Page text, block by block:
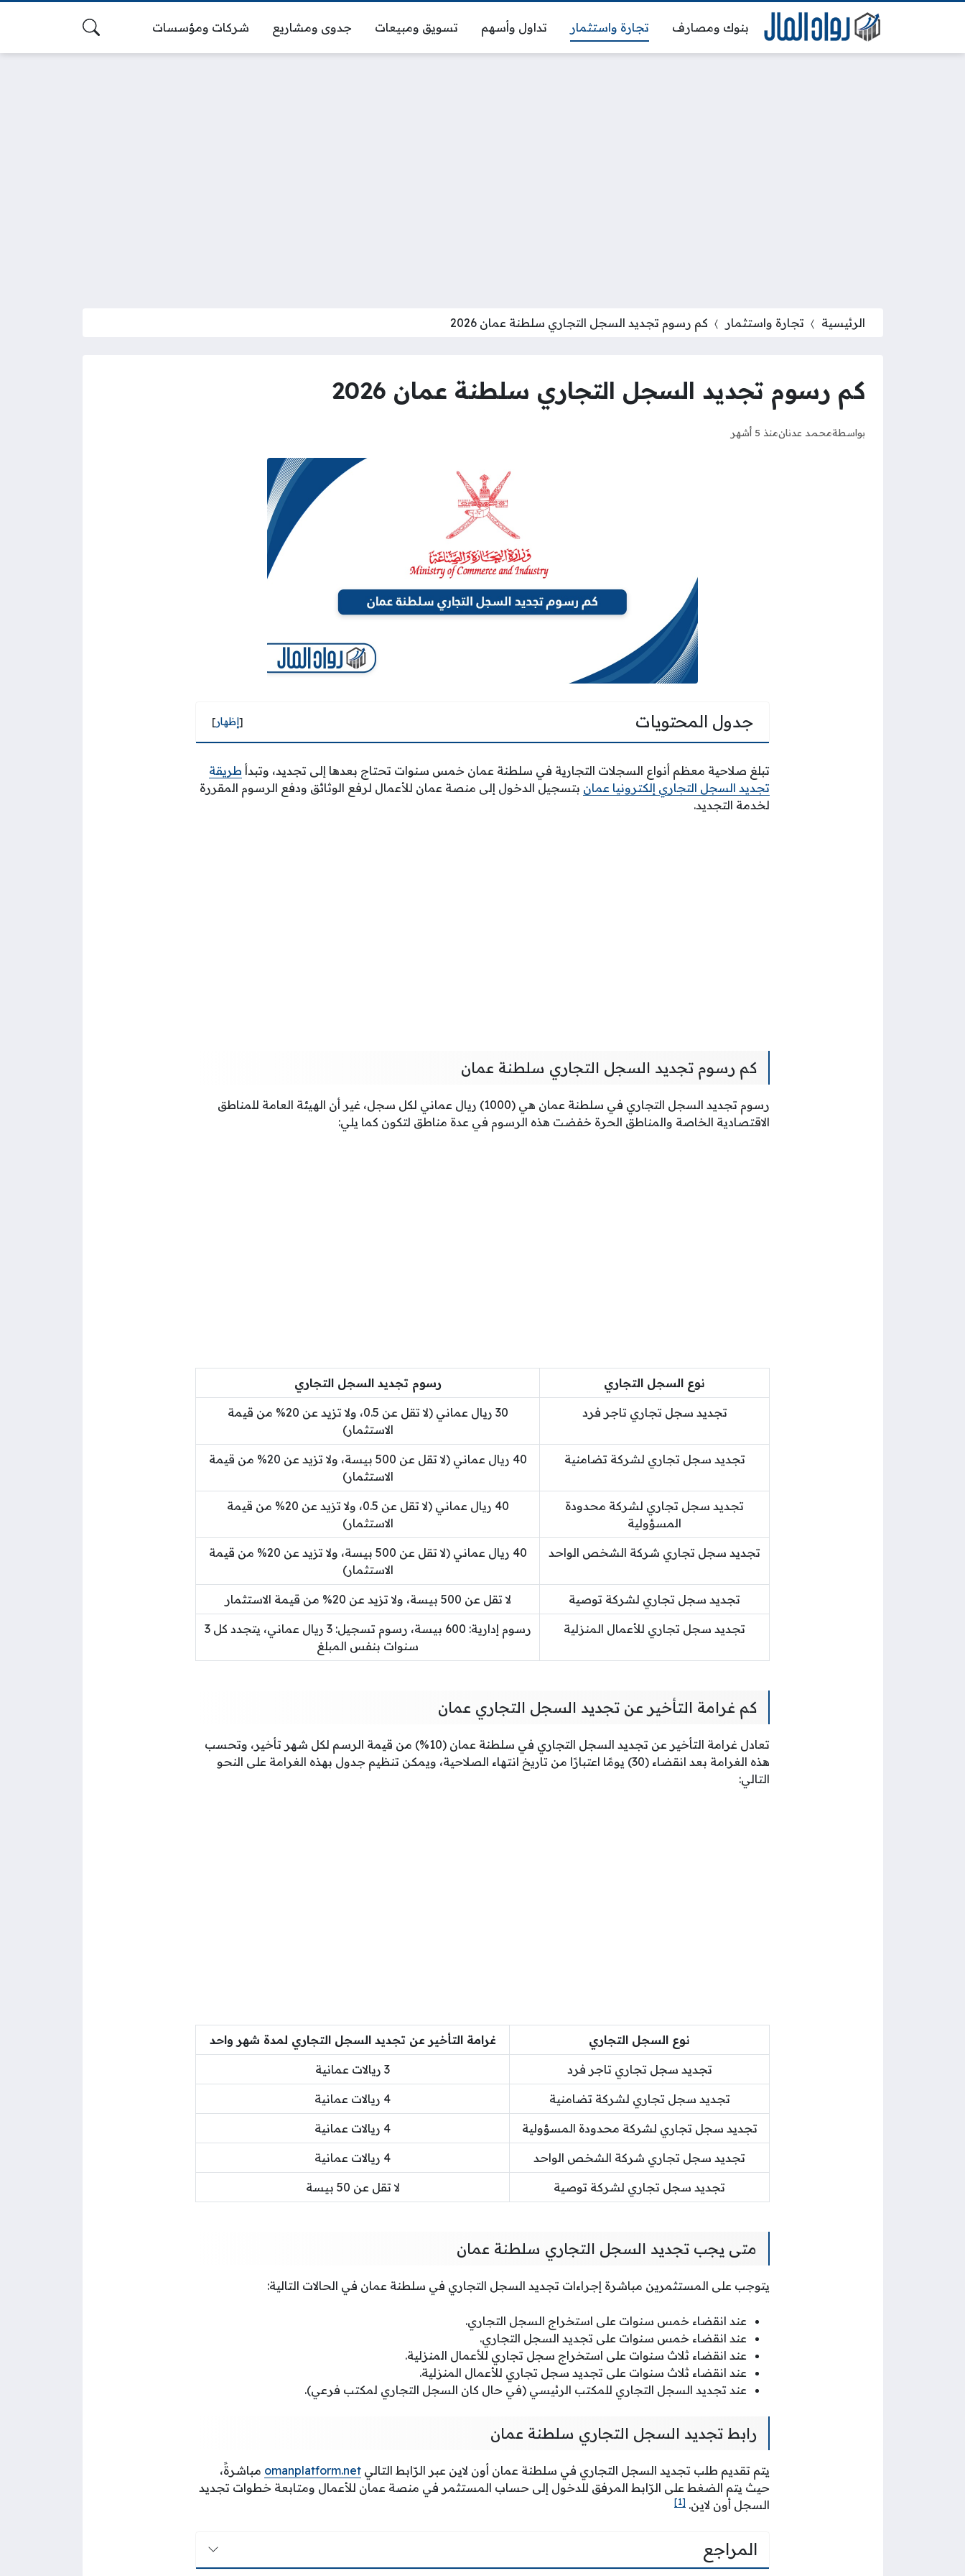
بنوك ومصارف تجارة واستثمار تداول وأسهم تسويق ومبيعات جدوى ومشاريع شركات ومؤسسات
الرئيسية تجارة واستثمار كم رسوم تجديد السجل التجاري سلطنة عمان 2026
كم رسوم تجديد السجل التجاري سلطنة عمان 2026
بواسطةمحمد عدنانمنذ 5 أشهر
جدول المحتويات [إظهار]
تبلغ صلاحية معظم أنواع السجلات التجارية في سلطنة عمان خمس سنوات تحتاج بعدها إلى تجديد، وتبدأ طريقة
تجديد السجل التجاري إلكترونيا عمان بتسجيل الدخول إلى منصة عمان للأعمال لرفع الوثائق ودفع الرسوم المقررة
لخدمة التجديد.
كم رسوم تجديد السجل التجاري سلطنة عمان
رسوم تجديد السجل التجاري في سلطنة عمان هي (1000) ريال عماني لكل سجل، غير أن الهيئة العامة للمناطق
الاقتصادية الخاصة والمناطق الحرة خفضت هذه الرسوم في عدة مناطق لتكون كما يلي:
نوع السجل التجاري رسوم تجديد السجل التجاري
تجديد سجل تجاري تاجر فرد
30 ريال عماني (لا تقل عن 0.5، ولا تزيد عن 20% من قيمة
الاستثمار)
تجديد سجل تجاري لشركة تضامنية
40 ريال عماني (لا تقل عن 500 بيسة، ولا تزيد عن 20% من قيمة
الاستثمار)
تجديد سجل تجاري لشركة محدودة
المسؤولية
40 ريال عماني (لا تقل عن 0.5، ولا تزيد عن 20% من قيمة
الاستثمار)
تجديد سجل تجاري شركة الشخص الواحد
40 ريال عماني (لا تقل عن 500 بيسة، ولا تزيد عن 20% من قيمة
الاستثمار)
تجديد سجل تجاري لشركة توصية لا تقل عن 500 بيسة، ولا تزيد عن 20% من قيمة الاستثمار
تجديد سجل تجاري للأعمال المنزلية
رسوم إدارية: 600 بيسة، رسوم تسجيل: 3 ريال عماني، يتجدد كل 3
سنوات بنفس المبلغ
كم غرامة التأخير عن تجديد السجل التجاري عمان
تعادل غرامة التأخير عن تجديد السجل التجاري في سلطنة عمان (10%) من قيمة الرسم لكل شهر تأخير، وتحسب
هذه الغرامة بعد انقضاء (30) يومًا اعتبارًا من تاريخ انتهاء الصلاحية، ويمكن تنظيم جدول بهذه الغرامة على النحو
التالي:
نوع السجل التجاري غرامة التأخير عن تجديد السجل التجاري لمدة شهر واحد
تجديد سجل تجاري تاجر فرد 3 ريالات عمانية
تجديد سجل تجاري لشركة تضامنية 4 ريالات عمانية
تجديد سجل تجاري لشركة محدودة المسؤولية 4 ريالات عمانية
تجديد سجل تجاري شركة الشخص الواحد 4 ريالات عمانية
تجديد سجل تجاري لشركة توصية لا تقل عن 50 بيسة
متى يجب تجديد السجل التجاري سلطنة عمان
يتوجب على المستثمرين مباشرة إجراءات تجديد السجل التجاري في سلطنة عمان في الحالات التالية:
عند انقضاء خمس سنوات على استخراج السجل التجاري.
عند انقضاء خمس سنوات على تجديد السجل التجاري.
عند انقضاء ثلاث سنوات على استخراج سجل تجاري للأعمال المنزلية.
عند انقضاء ثلاث سنوات على تجديد سجل تجاري للأعمال المنزلية.
عند تجديد السجل التجاري للمكتب الرئيسي (في حال كان السجل التجاري لمكتب فرعي).
رابط تجديد السجل التجاري سلطنة عمان
يتم تقديم طلب تجديد السجل التجاري في سلطنة عمان أون لاين عبر الرّابط التالي omanplatform.net مباشرةً،
حيث يتم الضغط على الرّابط المرفق للدخول إلى حساب المستثمر في منصة عمان للأعمال ومتابعة خطوات تجديد
السجل أون لاين. [1]
المراجع